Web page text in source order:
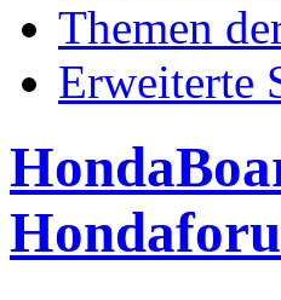
Themen
Erweiterte